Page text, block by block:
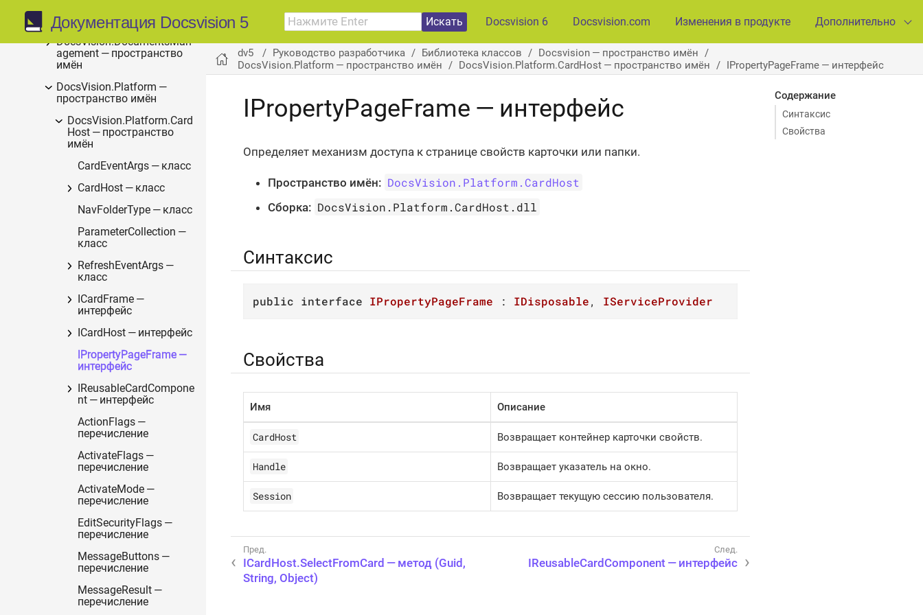
Документация Docsvision 5 Искать Docsvision 6 Docsvision.com Изменения в продукте Дополнительно
пространство имён
DocsVision.DocumentsMan
agement — пространство
имён
DocsVision.Platform —
пространство имён
DocsVision.Platform.Card
Host — пространство
имён
CardEventArgs — класс
CardHost — класс
NavFolderType — класс
ParameterCollection —
класс
RefreshEventArgs —
класс
ICardFrame —
интерфейс
ICardHost — интерфейс
IPropertyPageFrame —
интерфейс
IReusableCardCompone
nt — интерфейс
ActionFlags —
перечисление
ActivateFlags —
перечисление
ActivateMode —
перечисление
EditSecurityFlags —
перечисление
MessageButtons —
перечисление
MessageResult —
перечисление
dv5 Руководство разработчика Библиотека классов
Docsvision — пространство имён
DocsVision.Platform — пространство имён
DocsVision.Platform.CardHost — пространство имён IPropertyPageFrame — интерфейс
Содержание
Синтаксис
Свойства
IPropertyPageFrame — интерфейс
Определяет механизм доступа к странице свойств карточки или папки.
Пространство имён: DocsVision.Platform.CardHost
Сборка: DocsVision.Platform.CardHost.dll
Синтаксис
public interface IPropertyPageFrame : IDisposable, IServiceProvider
Свойства
Имя Описание
CardHost Возвращает контейнер карточки свойств.
Handle Возвращает указатель на окно.
Session Возвращает текущую сессию пользователя.
ICardHost.SelectFromCard — метод (Guid,
String, Object)
IReusableCardComponent — интерфейс